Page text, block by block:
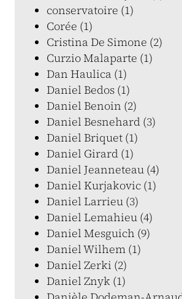
conservatoire (1)
Corée (1)
Cristina De Simone (2)
Curzio Malaparte (1)
Dan Haulica (1)
Daniel Bedos (1)
Daniel Benoin (2)
Daniel Besnehard (3)
Daniel Briquet (1)
Daniel Girard (1)
Daniel Jeanneteau (4)
Daniel Kurjakovic (1)
Daniel Larrieu (3)
Daniel Lemahieu (4)
Daniel Mesguich (9)
Daniel Wilhem (1)
Daniel Zerki (2)
Daniel Znyk (1)